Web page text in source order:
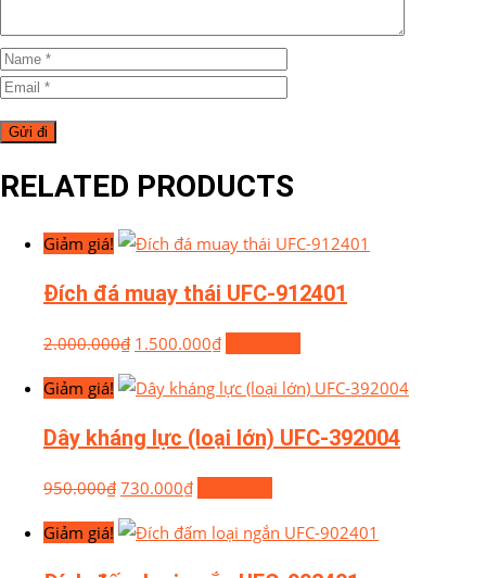
RELATED PRODUCTS
Giảm giá!
Đích đá muay thái UFC-912401
2.000.000₫ 1.500.000₫
Giảm giá!
Dây kháng lực (loại lớn) UFC-392004
950.000₫ 730.000₫
Giảm giá!